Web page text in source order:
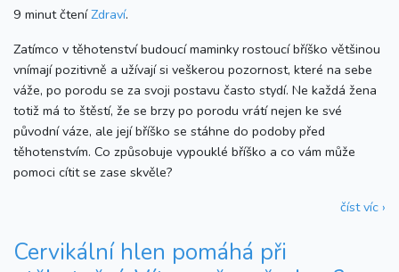
9 minut čtení Zdraví.
Zatímco v těhotenství budoucí maminky rostoucí bříško většinou
vnímají pozitivně a užívají si veškerou pozornost, které na sebe
váže, po porodu se za svoji postavu často stydí. Ne každá žena
totiž má to štěstí, že se brzy po porodu vrátí nejen ke své
původní váze, ale její bříško se stáhne do podoby před
těhotenstvím. Co způsobuje vypouklé bříško a co vám může
pomoci cítit se zase skvěle?
číst víc ›
Cervikální hlen pomáhá při